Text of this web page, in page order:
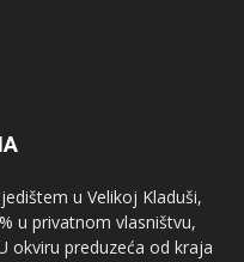
u Velikoj Kladuši,
u privatnom vlasništvu,
okviru preduzeća od kraja